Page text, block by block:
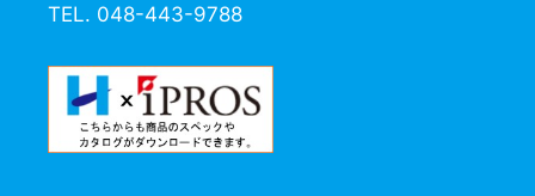
TEL. 048-443-9788